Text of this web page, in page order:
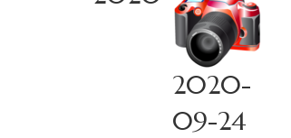
2020-
09-24